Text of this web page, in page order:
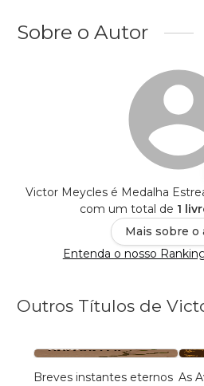
Sobre o Autor
Victor Meycles é Medalha
com um total de 1
Mais sobre o
Entenda o nosso
Outros Títulos de
Breves instantes eternos As